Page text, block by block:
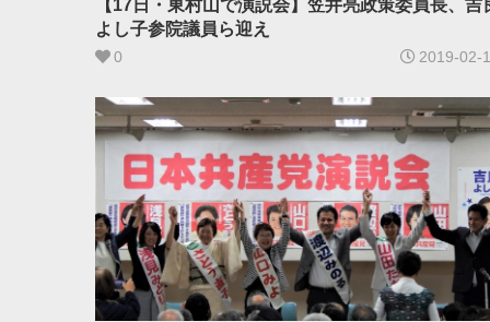
【17日・東村山で演説会】笠井亮政策委員長、吉
よし子参院議員ら迎え
0 2019-02-